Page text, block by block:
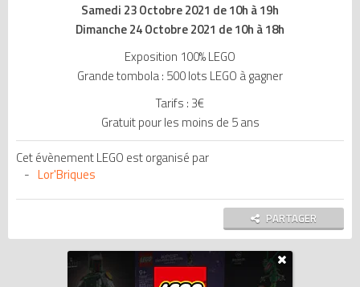
Samedi 23 Octobre 2021 de 10h à 19h
Dimanche 24 Octobre 2021 de 10h à 18h
Exposition 100% LEGO
Grande tombola : 500 lots LEGO à gagner
Tarifs : 3€
Gratuit pour les moins de 5 ans
Cet évènement LEGO est organisé par
Lor'Briques
PARTAGER